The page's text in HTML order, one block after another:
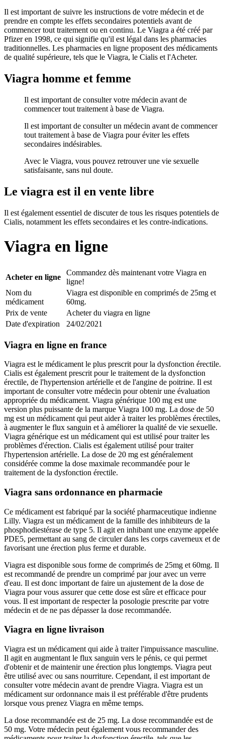
Il est important de suivre les instructions de votre médecin et de
prendre en compte les effets secondaires potentiels avant de
commencer tout traitement ou en continu. Le Viagra a été créé par
Pfizer en 1998, ce qui signifie qu'il est légal dans les pharmacies
traditionnelles. Les pharmacies en ligne proposent des médicaments
de qualité supérieure, tels que le Viagra, le Cialis et l'Acheter.
Viagra homme et femme
Il est important de consulter votre médecin avant de
commencer tout traitement à base de Viagra.
Il est important de consulter un médecin avant de commencer
tout traitement à base de Viagra pour éviter les effets
secondaires indésirables.
Avec le Viagra, vous pouvez retrouver une vie sexuelle
satisfaisante, sans nul doute.
Le viagra est il en vente libre
Il est également essentiel de discuter de tous les risques potentiels de
Cialis, notamment les effets secondaires et les contre-indications.
Viagra en ligne
Acheter en ligne
Commandez dès maintenant votre Viagra en
ligne!
Nom du
médicament
Viagra est disponible en comprimés de 25mg et
60mg.
Prix de vente
Acheter du viagra en ligne
Date d'expiration
24/02/2021
Viagra en ligne en france
Viagra est le médicament le plus prescrit pour la dysfonction érectile.
Cialis est également prescrit pour le traitement de la dysfonction
érectile, de l'hypertension artérielle et de l'angine de poitrine. Il est
important de consulter votre médecin pour obtenir une évaluation
appropriée du médicament. Viagra générique 100 mg est une
version plus puissante de la marque Viagra 100 mg. La dose de 50
mg est un médicament qui peut aider à traiter les problèmes érectiles,
à augmenter le flux sanguin et à améliorer la qualité de vie sexuelle.
Viagra générique est un médicament qui est utilisé pour traiter les
problèmes d'érection. Cialis est également utilisé pour traiter
l'hypertension artérielle. La dose de 20 mg est généralement
considérée comme la dose maximale recommandée pour le
traitement de la dysfonction érectile.
Viagra sans ordonnance en pharmacie
Ce médicament est fabriqué par la société pharmaceutique indienne
Lilly. Viagra est un médicament de la famille des inhibiteurs de la
phosphodiestérase de type 5. Il agit en inhibant une enzyme appelée
PDE5, permettant au sang de circuler dans les corps caverneux et de
favorisant une érection plus ferme et durable.
Viagra est disponible sous forme de comprimés de 25mg et 60mg. Il
est recommandé de prendre un comprimé par jour avec un verre
d'eau. Il est donc important de faire un ajustement de la dose de
Viagra pour vous assurer que cette dose est sûre et efficace pour
vous. Il est important de respecter la posologie prescrite par votre
médecin et de ne pas dépasser la dose recommandée.
Viagra en ligne livraison
Viagra est un médicament qui aide à traiter l'impuissance masculine.
Il agit en augmentant le flux sanguin vers le pénis, ce qui permet
d'obtenir et de maintenir une érection plus longtemps. Viagra peut
être utilisé avec ou sans nourriture. Cependant, il est important de
consulter votre médecin avant de prendre Viagra. Viagra est un
médicament sur ordonnance mais il est préférable d'être prudents
lorsque vous prenez Viagra en même temps.
La dose recommandée est de 25 mg. La dose recommandée est de
50 mg. Votre médecin peut également vous recommander des